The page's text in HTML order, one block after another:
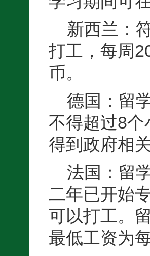
新西兰：
打工，每周
币。
德国：留
不得超过8
得到政府相
法国：留
二年已开始
可以打工。
最低工资为